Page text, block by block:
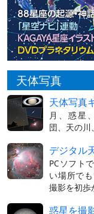
天体写真
天体写真
月、惑星
団、天の
デジタル
PCソフト
い場所で
撮影を初歩
惑星を撮